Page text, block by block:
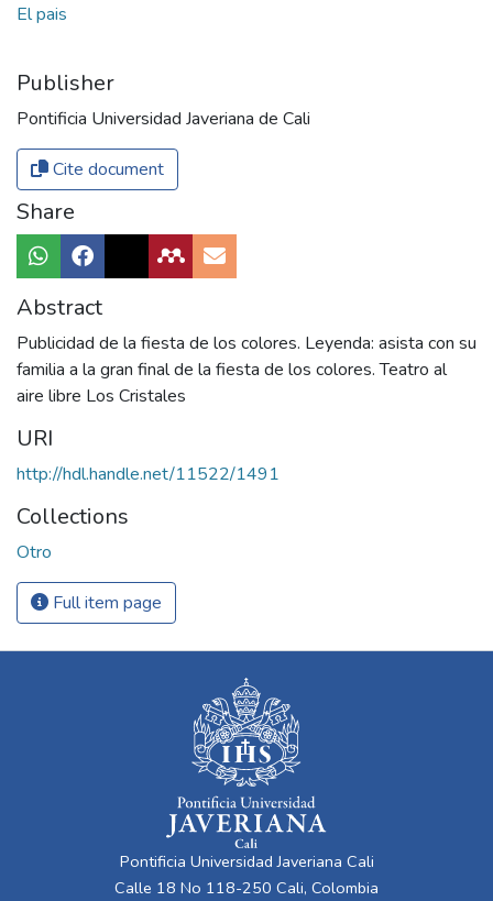
El pais
Publisher
Pontificia Universidad Javeriana de Cali
Cite document
Share
Abstract
Publicidad de la fiesta de los colores. Leyenda: asista con su
familia a la gran final de la fiesta de los colores. Teatro al
aire libre Los Cristales
URI
http://hdl.handle.net/11522/1491
Collections
Otro
Full item page
Pontificia Universidad Javeriana Cali
Calle 18 No 118-250 Cali, Colombia